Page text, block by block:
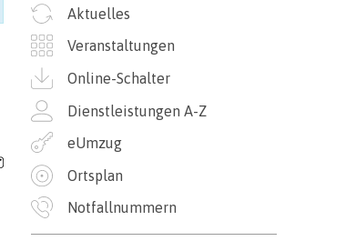
Seite drucken
Aktuelles
Veranstaltungen
Online-Schalter
Dienstleistungen A-Z
eUmzug
Ortsplan
Notfallnummern